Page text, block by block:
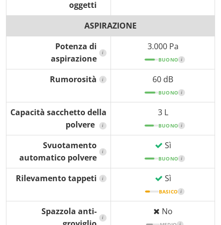
oggetti
ASPIRAZIONE
Potenza di
aspirazione
i
3.000 Pa
BUONO i
Rumorosità i 60 dB
BUONO i
Capacità sacchetto della
polvere
i
3 L
BUONO i
Svuotamento
automatico polvere
i
Sì
BUONO i
Rilevamento tappeti i Sì
BASICO i
Spazzola anti-
i
No